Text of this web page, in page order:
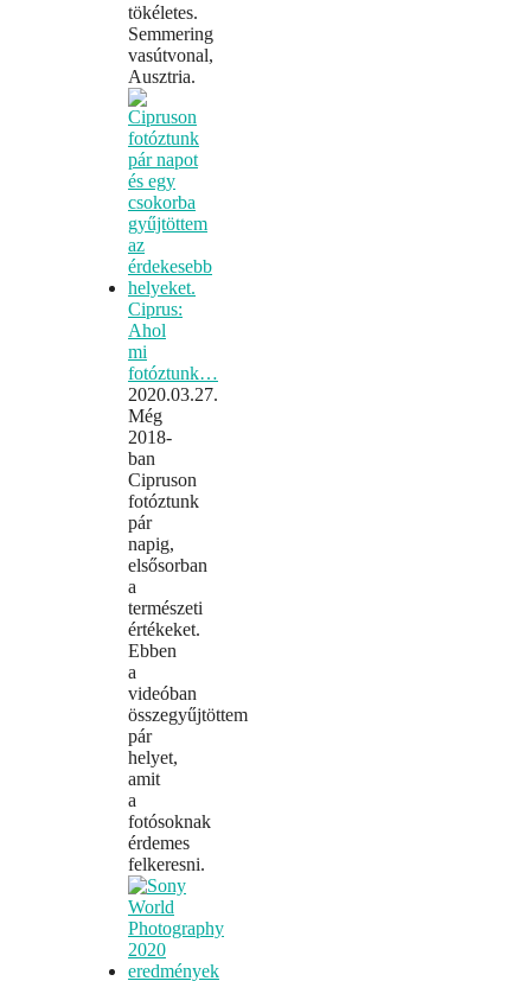
tökéletes.
Semmering
vasútvonal,
Ausztria.
Ciprus:
Ahol
mi
fotóztunk…
2020.03.27.
Még
2018-
ban
Cipruson
fotóztunk
pár
napig,
elsősorban
a
természeti
értékeket.
Ebben
a
videóban
összegyűjtöttem
pár
helyet,
amit
a
fotósoknak
érdemes
felkeresni.